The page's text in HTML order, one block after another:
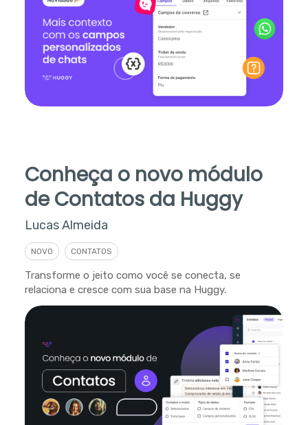
Conheça o novo módulo
de Contatos da Huggy
Lucas Almeida
NOVO CONTATOS
Transforme o jeito como você se conecta, se
relaciona e cresce com sua base na Huggy.